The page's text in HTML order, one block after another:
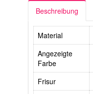
Beschreibung
Material
Angezeigte
Farbe
Frisur